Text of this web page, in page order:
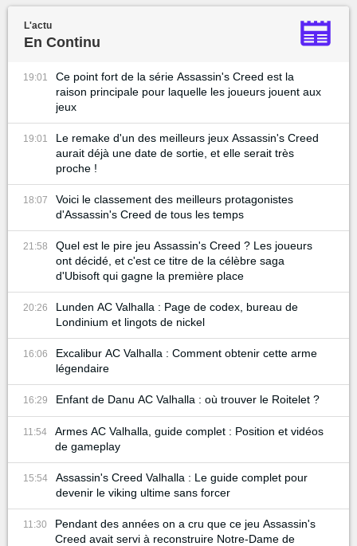
L'actu
En Continu
19:01
Ce point fort de la série Assassin's Creed est la
raison principale pour laquelle les joueurs jouent aux
jeux
19:01
Le remake d'un des meilleurs jeux Assassin's Creed
aurait déjà une date de sortie, et elle serait très
proche !
18:07
Voici le classement des meilleurs protagonistes
d'Assassin's Creed de tous les temps
21:58
Quel est le pire jeu Assassin's Creed ? Les joueurs
ont décidé, et c'est ce titre de la célèbre saga
d'Ubisoft qui gagne la première place
20:26
Lunden AC Valhalla : Page de codex, bureau de
Londinium et lingots de nickel
16:06
Excalibur AC Valhalla : Comment obtenir cette arme
légendaire
16:29 Enfant de Danu AC Valhalla : où trouver le Roitelet ?
11:54
Armes AC Valhalla, guide complet : Position et vidéos
de gameplay
15:54
Assassin's Creed Valhalla : Le guide complet pour
devenir le viking ultime sans forcer
11:30
Pendant des années on a cru que ce jeu Assassin's
Creed avait servi à reconstruire Notre-Dame de